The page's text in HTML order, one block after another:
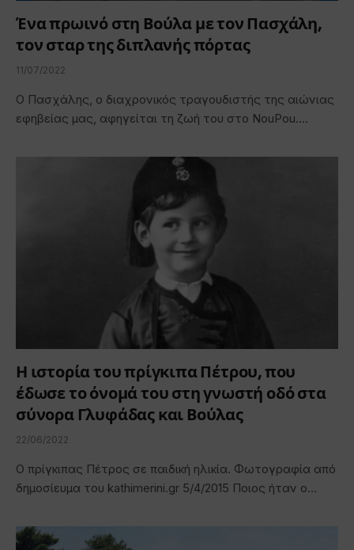
Ένα πρωινό στη Βούλα με τον Πασχάλη,
τον σταρ της διπλανής πόρτας
11/07/2022
Ο Πασχάλης, ο διαχρονικός τραγουδιστής της αιώνιας
εφηβείας μας, αφηγείται τη ζωή του στο NouPou.…
Η ιστορία του πρίγκιπα Πέτρου, που
έδωσε το όνομά του στη γνωστή οδό στα
σύνορα Γλυφάδας και Βούλας
22/06/2022
Ο πρίγκιπας Πέτρος σε παιδική ηλικία. Φωτογραφία από
δημοσίευμα του kathimerini.gr 5/4/2015 Ποιος ήταν ο…